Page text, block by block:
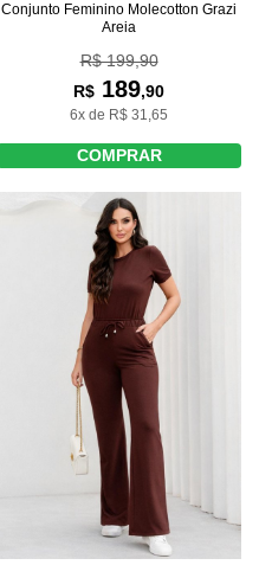
Conjunto Feminino Molecotton Grazi
Areia
R$ 199,90
R$ 189,90
6x de R$ 31,65
COMPRAR